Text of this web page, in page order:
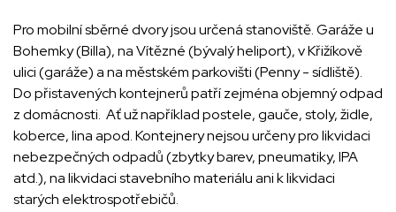
Pro mobilní sběrné dvory jsou určená stanoviště. Garáže u
Bohemky (Billa), na Vítězné (bývalý heliport), v Křižíkově
ulici (garáže) a na městském parkovišti (Penny - sídliště).
Do přistavených kontejnerů patří zejména objemný odpad
z domácnosti. Ať už například postele, gauče, stoly, židle,
koberce, lina apod. Kontejnery nejsou určeny pro likvidaci
nebezpečných odpadů (zbytky barev, pneumatiky, IPA
atd.), na likvidaci stavebního materiálu ani k likvidaci
starých elektrospotřebičů.